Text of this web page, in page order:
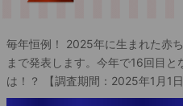
毎年恒例！ 2025年に生まれた赤
まで発表します。今年で16回目
は！？ 【調査期間：2025年1月1